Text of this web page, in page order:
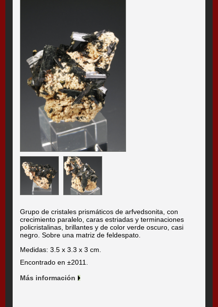
Grupo de cristales prismáticos de arfvedsonita, con
crecimiento paralelo, caras estriadas y terminaciones
policristalinas, brillantes y de color verde oscuro, casi
negro. Sobre una matriz de feldespato.
Medidas: 3.5 x 3.3 x 3 cm.
Encontrado en ±2011.
Más información